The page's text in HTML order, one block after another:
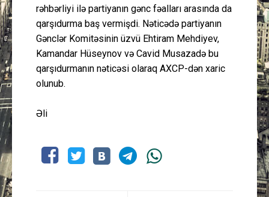
rəhbərliyi ilə partiyanın gənc fəalları arasında da
qarşıdurma baş vermişdi. Nəticədə partiyanın
Gənclər Komitəsinin üzvü Ehtiram Mehdiyev,
Kamandar Hüseynov və Cavid Musazadə bu
qarşıdurmanın nəticəsi olaraq AXCP-dən xaric
olunub.
Əli